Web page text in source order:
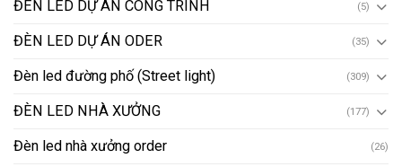
ĐÈN LED DỰ ÁN CÔNG TRÌNH (5)
ĐÈN LED DỰ ÁN ODER (35)
Đèn led đường phố (Street light) (309)
ĐÈN LED NHÀ XƯỞNG (177)
Đèn led nhà xưởng order (26)